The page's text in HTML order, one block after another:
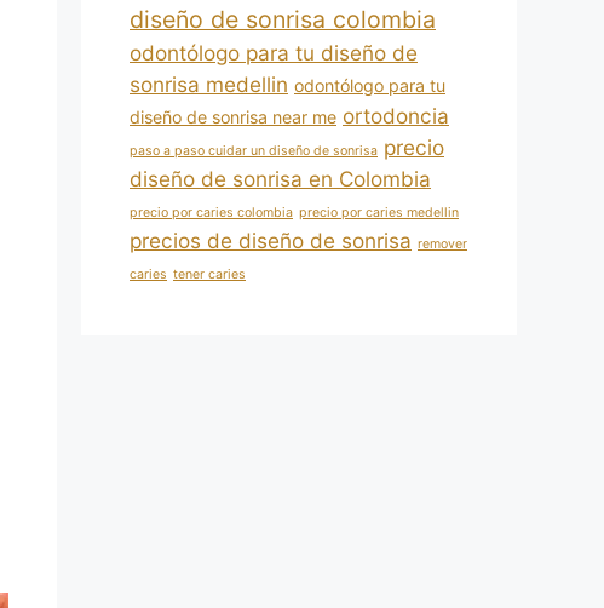
diseño de sonrisa colombia
odontólogo para tu diseño de
sonrisa medellin odontólogo para tu
diseño de sonrisa near me ortodoncia
paso a paso cuidar un diseño de sonrisa precio
diseño de sonrisa en Colombia
precio por caries colombia precio por caries medellin
precios de diseño de sonrisa remover
caries tener caries